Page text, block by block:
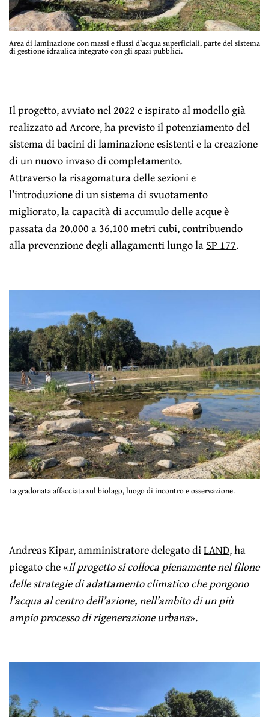
Area di laminazione con massi e flussi d’acqua superficiali, parte del sistema
di gestione idraulica integrato con gli spazi pubblici.
Il progetto, avviato nel 2022 e ispirato al modello già
realizzato ad Arcore, ha previsto il potenziamento del
sistema di bacini di laminazione esistenti e la creazione
di un nuovo invaso di completamento.
Attraverso la risagomatura delle sezioni e
l’introduzione di un sistema di svuotamento
migliorato, la capacità di accumulo delle acque è
passata da 20.000 a 36.100 metri cubi, contribuendo
alla prevenzione degli allagamenti lungo laSP 177.
La gradonata affacciata sul biolago, luogo di incontro e osservazione.
Andreas Kipar, amministratore delegato diLAND, ha
piegato che «il progetto si colloca pienamente nel filone
delle strategie di adattamento climatico che pongono
l’acqua al centro dell’azione, nell’ambito di un più
ampio processo di rigenerazione urbana».